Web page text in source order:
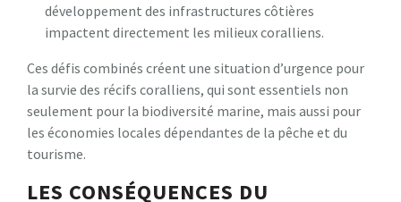
développement des infrastructures côtières
impactent directement les milieux coralliens.
Ces défis combinés créent une situation d’urgence pour
la survie des récifs coralliens, qui sont essentiels non
seulement pour la biodiversité marine, mais aussi pour
les économies locales dépendantes de la pêche et du
tourisme.
LES CONSÉQUENCES DU